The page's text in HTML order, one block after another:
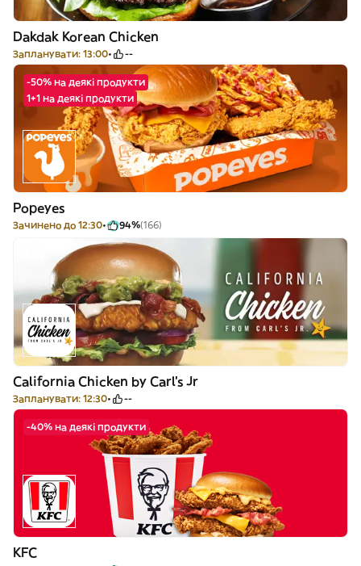
Dakdak Korean Chicken
Запланувати: 13:00 --
-50% на деякі продукти
1+1 на деякі продукти
Popeyes
Зачинено до 12:30 94%(166)
California Chicken by Carl's Jr
Запланувати: 12:30 --
-40% на деякі продукти
KFC